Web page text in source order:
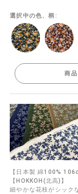
選択中の色、柄:
商
【日本製 綿100%
【HOKKOH(北高)】
細やかな花枝がシック